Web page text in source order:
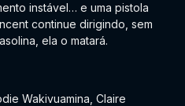
instável… e uma pistola
continue dirigindo, sem
ela o matará.
Wakivuamina, Claire